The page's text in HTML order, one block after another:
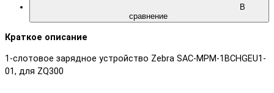
В
сравнение
Краткое описание
1-слотовое зарядное устройство Zebra SAC-MPM-1BCHGEU1-
01, для ZQ300